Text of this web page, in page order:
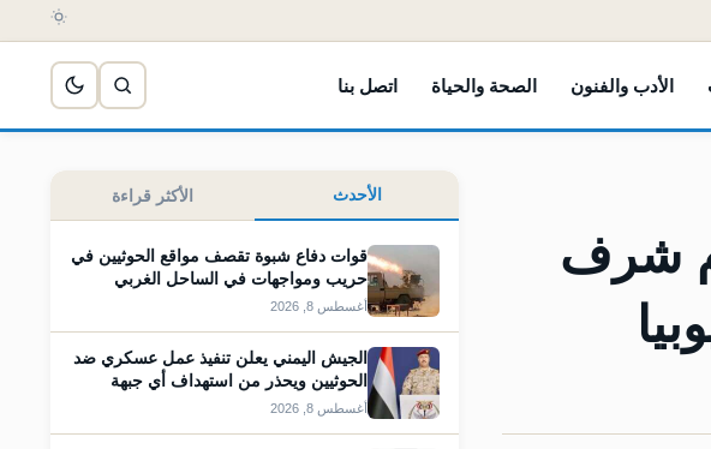
الأدب والفنون الصحة والحياة اتصل بنا
شرف
الأحدث الأكثر قراءة
قوات دفاع شبوة تقصف مواقع الحوثيين في
حريب ومواجهات في الساحل الغربي
أغسطس 8, 2026
الجيش اليمني يعلن تنفيذ عمل عسكري ضد
الحوثيين ويحذر من استهداف أي جبهة
أغسطس 8, 2026